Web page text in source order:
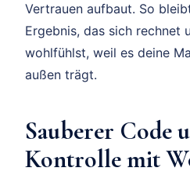
Vertrauen aufbaut. So
Ergebnis, das sich rechnet
wohlfühlst, weil es deine
außen trägt.
Sauberer Code
Kontrolle mit